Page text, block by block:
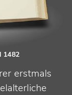
1482
erstmals